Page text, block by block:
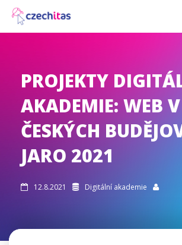
PROJEKTY
AKADEMIE: WEB V
ČESKÝCH
JARO 2021
 12.8.2021  Digitální akademie 